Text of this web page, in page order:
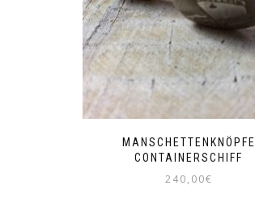
MANSCHETTENKNÖPFE
CONTAINERSCHIFF
240,00€